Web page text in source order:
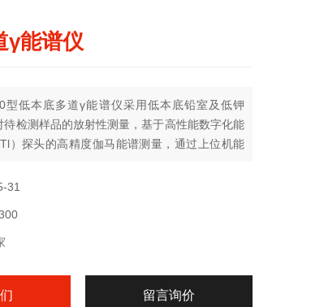
γ能谱仪
型低本底多道γ能谱仪采用低本底铅室及低钾
待检测样品的放射性测量，基于高性能数字化能
）探头的高精度伽马能谱测量，通过上位机能
放射性核素的识别与放射性比活度的测量。
31
留言询价